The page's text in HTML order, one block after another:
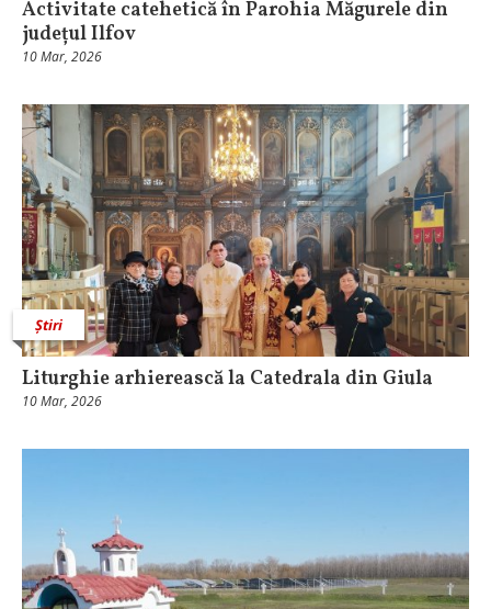
Activitate catehetică în Parohia Măgurele din
județul Ilfov
10 Mar, 2026
Știri
Liturghie arhierească la Catedrala din Giula
10 Mar, 2026